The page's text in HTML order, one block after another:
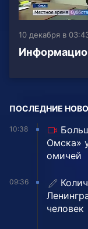
10 декабря в
ПОСЛЕДНИЕ
10:38
Омска»
омичей
09:36
человек